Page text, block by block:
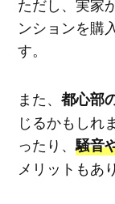
ンションを購
す。
また、 都心部
じるかもしれ
ったり、騒音
メリットもあ